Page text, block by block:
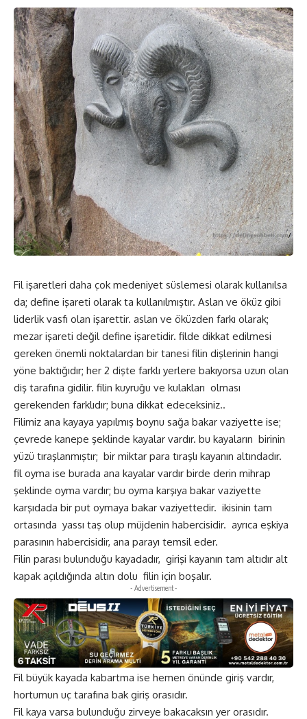
Fil işaretleri daha çok medeniyet süslemesi olarak kullanılsa
da; define işareti olarak ta kullanılmıştır. Aslan ve öküz gibi
liderlik vasfı olan işarettir. aslan ve öküzden farkı olarak;
mezar işareti değil define işaretidir. filde dikkat edilmesi
gereken önemli noktalardan bir tanesi filin dişlerinin hangi
yöne baktığıdır; her 2 dişte farklı yerlere bakıyorsa uzun olan
diş tarafına gidilir. filin kuyruğu ve kulakları olması
gerekenden farklıdır; buna dikkat edeceksiniz..
Filimiz ana kayaya yapılmış boynu sağa bakar vaziyette ise;
çevrede kanepe şeklinde kayalar vardır. bu kayaların birinin
yüzü tıraşlanmıştır; bir miktar para tıraşlı kayanın altındadır.
fil oyma ise burada ana kayalar vardır birde derin mihrap
şeklinde oyma vardır; bu oyma karşıya bakar vaziyette
karşıdada bir put oymaya bakar vaziyettedir. ikisinin tam
ortasında yassı taş olup müjdenin habercisidir. ayrıca eşkiya
parasının habercisidir, ana parayı temsil eder.
Filin parası bulunduğu kayadadır, girişi kayanın tam altıdır alt
kapak açıldığında altın dolu filin için boşalır.
- Advertisement -
Fil büyük kayada kabartma ise hemen önünde giriş vardır,
hortumun uç tarafına bak giriş orasıdır.
Fil kaya varsa bulunduğu zirveye bakacaksın yer orasıdır.